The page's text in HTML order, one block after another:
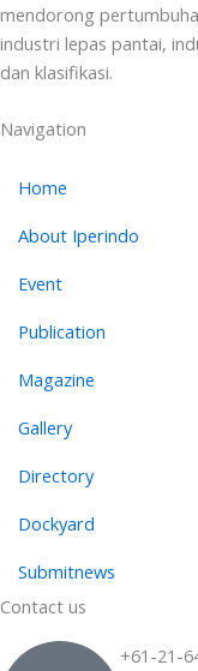
mendorong
industri lepas pantai,
dan klasifikasi.
Navigation
Home
About Iperindo
Event
Publication
Magazine
Gallery
Directory
Dockyard
Submitnews
Contact us
+61-21-